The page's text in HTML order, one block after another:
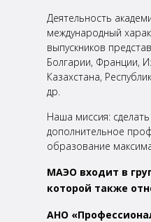
Деятельность
международный
выпускников
Болгарии, Франции,
Казахстана,
др.
Наша миссия:
дополнительное
образование
МАЭО входит в
которой также
АНО